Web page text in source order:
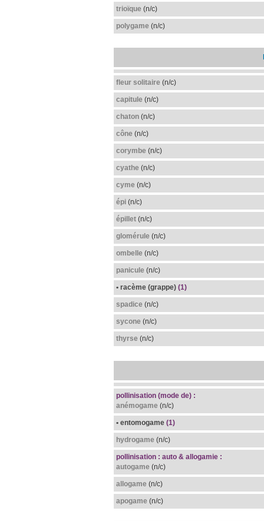
trioïque (n/c)
polygame (n/c)
fleur solitaire (n/c)
capitule (n/c)
chaton (n/c)
cône (n/c)
corymbe (n/c)
cyathe (n/c)
cyme (n/c)
épi (n/c)
épillet (n/c)
glomérule (n/c)
ombelle (n/c)
panicule (n/c)
• racème (grappe) (1)
spadice (n/c)
sycone (n/c)
thyrse (n/c)
pollinisation (mode de) :
anémogame (n/c)
• entomogame (1)
hydrogame (n/c)
pollinisation : auto & allogamie :
autogame (n/c)
allogame (n/c)
apogame (n/c)